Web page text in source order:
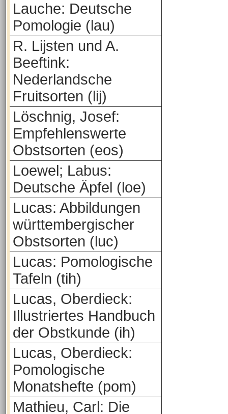
Lauche: Deutsche
Pomologie (lau)
R. Lijsten und A.
Beeftink:
Nederlandsche
Fruitsorten (lij)
Löschnig, Josef:
Empfehlenswerte
Obstsorten (eos)
Loewel; Labus:
Deutsche Äpfel (loe)
Lucas: Abbildungen
württembergischer
Obstsorten (luc)
Lucas: Pomologische
Tafeln (tih)
Lucas, Oberdieck:
Illustriertes Handbuch
der Obstkunde (ih)
Lucas, Oberdieck:
Pomologische
Monatshefte (pom)
Mathieu, Carl: Die